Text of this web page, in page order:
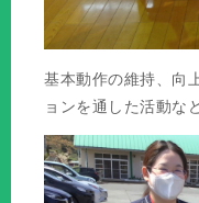
基本動作の維持、向
ョンを通した活動な